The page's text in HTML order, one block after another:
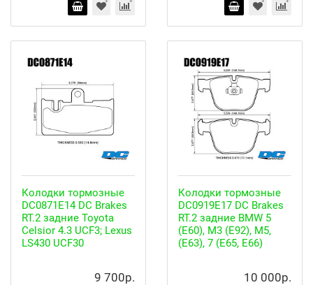
Колодки тормозные
DC0871E14 DC Brakes
RT.2 задние Toyota
Celsior 4.3 UCF3; Lexus
LS430 UCF30
9 700р.
Колодки тормозные
DC0919E17 DC Brakes
RT.2 задние BMW 5
(E60), M3 (E92), M5,
(E63), 7 (E65, E66)
10 000р.